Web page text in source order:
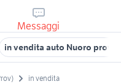
Messaggi
in vendita auto Nuoro
in vendita